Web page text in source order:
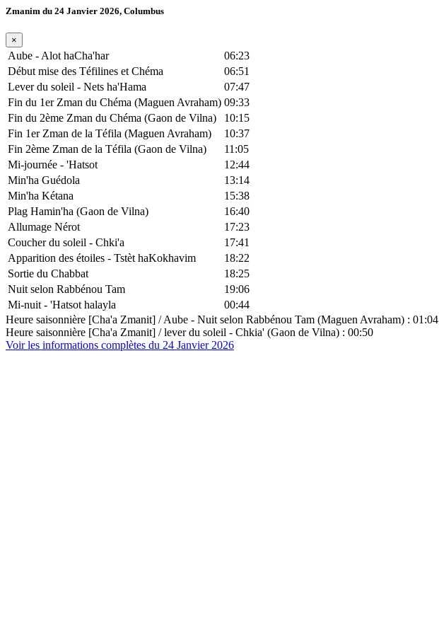
Zmanim du 24 Janvier 2026, Columbus
×
Aube - Alot haCha'har
06:23
Début mise des Téfilines et Chéma
06:51
Lever du soleil - Nets ha'Hama
07:47
Fin du 1er Zman du Chéma (Maguen Avraham) 09:33
Fin du 2ème Zman du Chéma (Gaon de Vilna)
10:15
Fin 1er Zman de la Téfila (Maguen Avraham)
10:37
Fin 2ème Zman de la Téfila (Gaon de Vilna)
11:05
Mi-journée - 'Hatsot
12:44
Min'ha Guédola
13:14
Min'ha Kétana
15:38
Plag Hamin'ha (Gaon de Vilna)
16:40
Allumage Nérot
17:23
Coucher du soleil - Chki'a
17:41
Apparition des étoiles - Tstèt haKokhavim
18:22
Sortie du Chabbat
18:25
Nuit selon Rabbénou Tam
19:06
Mi-nuit - 'Hatsot halayla
00:44
Heure saisonnière [Cha'a Zmanit] / Aube - Nuit selon Rabbénou Tam (Maguen Avraham) : 01:04
Heure saisonnière [Cha'a Zmanit] / lever du soleil - Chkia' (Gaon de Vilna) : 00:50
Voir les informations complètes du 24 Janvier 2026